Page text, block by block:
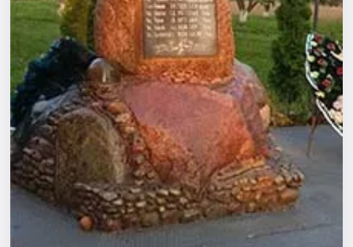
Города
Площадки
Артисты
Рейтинги